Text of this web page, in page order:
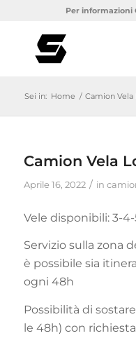
Per informazioni
Sei in: Home / Camion Vela
Camion Vela
Aprile 16, 2022 / in
Vele disponibili: 3-
Servizio sulla zona
è possibile sia
ogni 48h
Possibilità di
le 48h) con